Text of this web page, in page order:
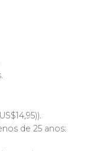
14,95)).
de 25 anos: